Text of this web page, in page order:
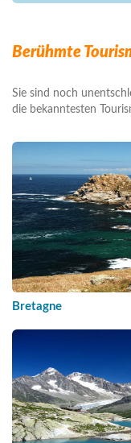
Berühmte
Sie sind noch
die bekanntesten
Bretagne